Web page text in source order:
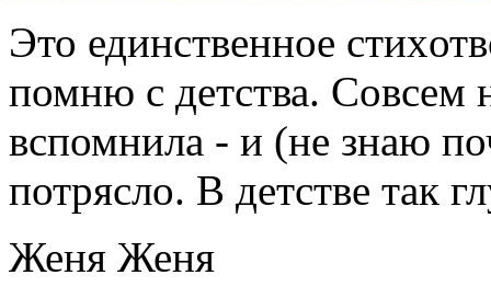
Это единственное
помню с детства. Совсем
вспомнила - и (не знаю
потрясло. В детстве так
Женя Женя